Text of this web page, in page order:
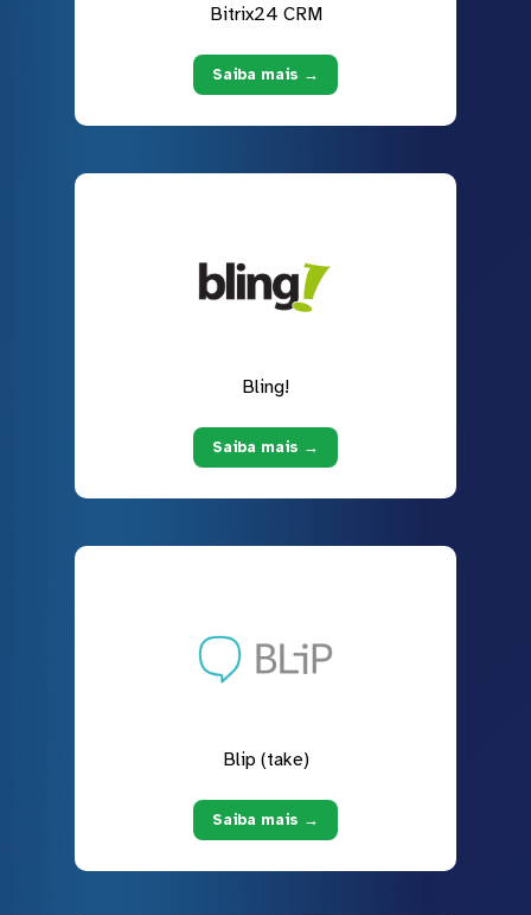
Bitrix24 CRM
Saiba mais →
Bling!
Saiba mais →
Blip (take)
Saiba mais →